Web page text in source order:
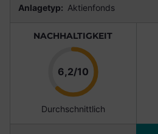
Anlagetyp: Aktienfonds
NACHHALTIGKEIT
6,2/10Punkte
Durchschnittlich